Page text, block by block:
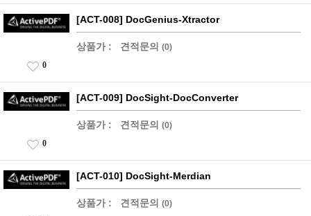
[ACT-008] DocGenius-Xtractor
상품가 : 견적문의 (0)
0
[ACT-009] DocSight-DocConverter
상품가 : 견적문의 (0)
0
[ACT-010] DocSight-Merdian
상품가 : 견적문의 (0)